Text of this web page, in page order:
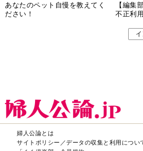
あなたのペット自慢を教えてく
ださい！
【編集
不正利
婦人公論とは
サイトポリシー／データの収集と利用につい